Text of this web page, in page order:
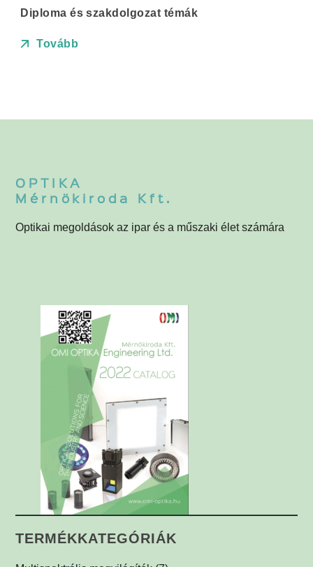
Diploma és szakdolgozat témák
Tovább
OPTIKA
Mérnökiroda Kft.
Optikai megoldások az ipar és a műszaki élet számára
TERMÉKKATEGÓRIÁK